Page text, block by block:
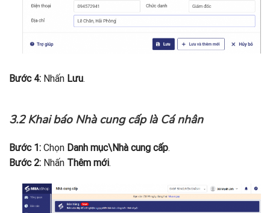
Bước 4: Nhấn Lưu.
3.2 Khai báo Nhà cung cấp là Cá nhân
Bước 1: Chọn Danh mục\Nhà cung cấp.
Bước 2: Nhấn Thêm mới.